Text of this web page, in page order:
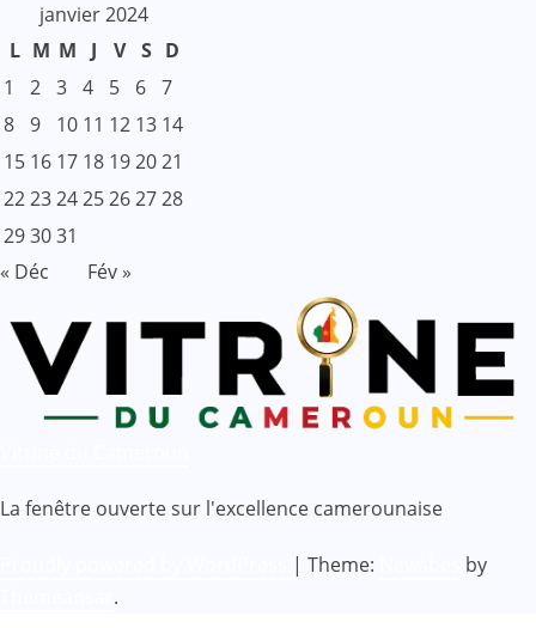
janvier 2024
L M M J V S D
1
2 3 4 5 6 7
8 9 10 11 12 13 14
15 16 17 18 192021
22232425262728
293031
« Déc
Fév »
La fenêtre ouverte sur l'excellence camerounaise
| Theme:
by
.